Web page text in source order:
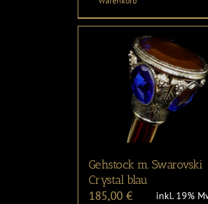
Gehstock m. Swarovski
Crystal blau
185,00 €
inkl. 19%